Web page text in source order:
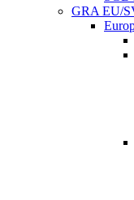
GRA EU/